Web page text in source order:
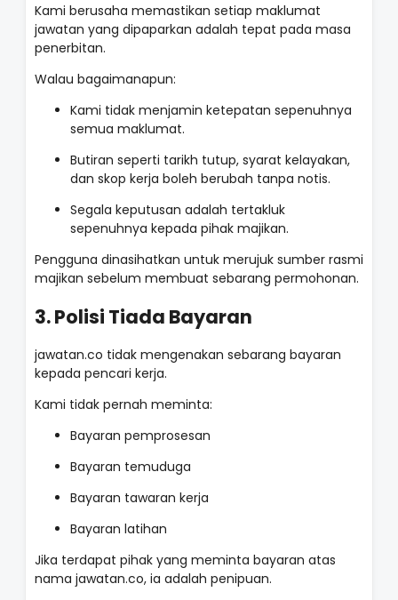
Kami berusaha memastikan setiap maklumat
jawatan yang dipaparkan adalah tepat pada masa
penerbitan.
Walau bagaimanapun:
Kami tidak menjamin ketepatan sepenuhnya
semua maklumat.
Butiran seperti tarikh tutup, syarat kelayakan,
dan skop kerja boleh berubah tanpa notis.
Segala keputusan adalah tertakluk
sepenuhnya kepada pihak majikan.
Pengguna dinasihatkan untuk merujuk sumber rasmi
majikan sebelum membuat sebarang permohonan.
3. Polisi Tiada Bayaran
jawatan.co tidak mengenakan sebarang bayaran
kepada pencari kerja.
Kami tidak pernah meminta:
Bayaran pemprosesan
Bayaran temuduga
Bayaran tawaran kerja
Bayaran latihan
Jika terdapat pihak yang meminta bayaran atas
nama jawatan.co, ia adalah penipuan.